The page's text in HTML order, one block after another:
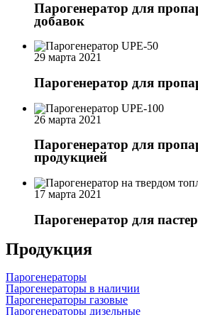
Парогенератор для
добавок
29 марта 2021
Парогенератор для
26 марта 2021
Парогенератор для
продукцией
17 марта 2021
Парогенератор для
Продукция
Парогенераторы
Парогенераторы в наличии
Парогенераторы газовые
Парогенераторы дизельные